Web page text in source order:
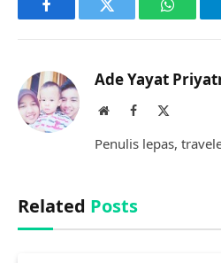
FacebookTwitter
Ade Yayat
WebsiteFacebook
Penulis lepas,
Related Posts